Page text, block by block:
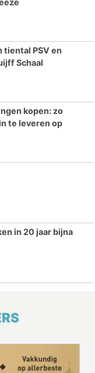
PSV en
Schaal
kopen: zo
te leveren op
in 20 jaar bijna